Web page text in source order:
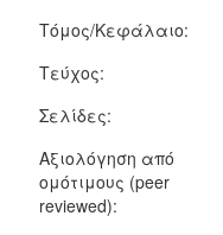
Τόμος/Κεφάλαιο:
Τεύχος:
Σελίδες:
Αξιολόγηση από
ομότιμους (peer
reviewed):